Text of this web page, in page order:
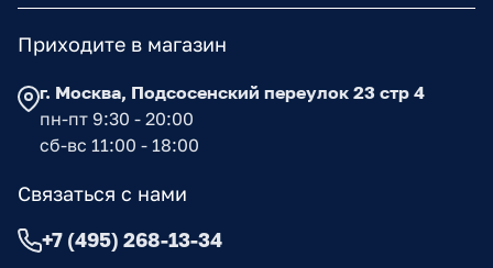
Приходите в магазин
г. Москва, Подсосенский переулок 23 стр 4
пн-пт 9:30 - 20:00
сб-вс 11:00 - 18:00
Связаться с нами
+7 (495) 268-13-34